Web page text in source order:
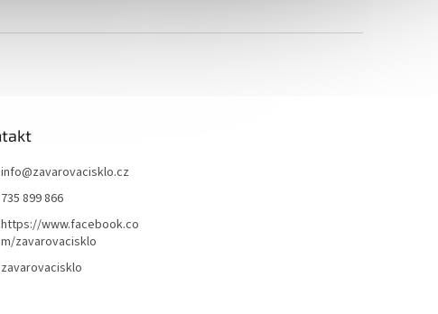
info@zavarovacisklo.cz
735 899 866
https://www.facebook.co
m/zavarovacisklo
zavarovacisklo